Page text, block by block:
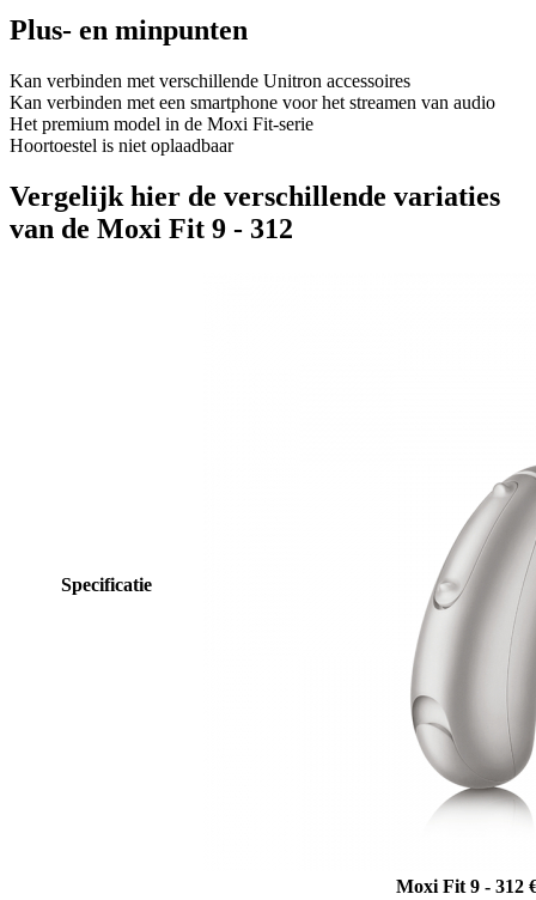
Plus- en minpunten
Kan verbinden met verschillende Unitron accessoires
Kan verbinden met een smartphone voor het streamen van audio
Het premium model in de Moxi Fit-serie
Hoortoestel is niet oplaadbaar
Vergelijk hier de verschillende variaties
van de Moxi Fit 9 - 312
Specificatie
Moxi Fit 9 - 312